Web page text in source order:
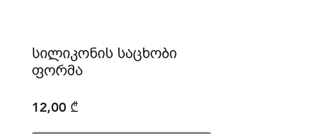
სილიკონის საცხობი
ფორმა
12,00 ₾Price